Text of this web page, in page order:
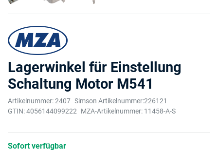
Lagerwinkel für Einstellung
Schaltung Motor M541
Artikelnummer:2407 Simson Artikelnummer:226121
GTIN:4056144099222 MZA-Artikelnummer: 11458-A-S
Sofort verfügbar